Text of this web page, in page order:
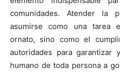
comunidades. Atender la
asumirse como una tarea
ornato, sino como el
autoridades para garantizar
humano de toda persona a